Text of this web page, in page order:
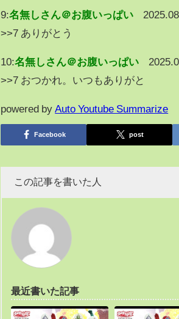
9:名無しさん＠お腹いっぱい
>>7 ありがとう
10:名無しさん＠お腹いっぱい
>>7 おつかれ。いつもありがと
powered by Auto Youtube Summarize
Facebook post
この記事を書いた人
最近書いた記事